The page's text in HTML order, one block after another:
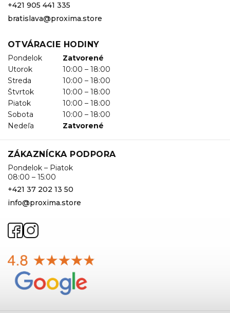
+421 905 441 335
bratislava@proxima.store
OTVÁRACIE HODINY
Pondelok
Zatvorené
Utorok
10:00 – 18:00
Streda
10:00 – 18:00
Štvrtok
10:00 – 18:00
Piatok
10:00 – 18:00
Sobota
10:00 – 18:00
Nedeľa
Zatvorené
ZÁKAZNÍCKA PODPORA
Pondelok – Piatok
08:00 – 15:00
+421 37 202 13 50
info@proxima.store